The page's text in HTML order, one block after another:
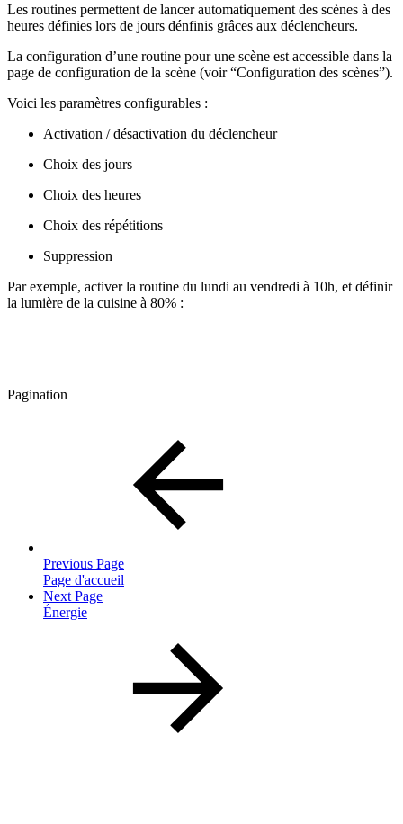
Les routines permettent de lancer automatiquement des scènes à des
heures définies lors de jours dénfinis grâces aux déclencheurs.
La configuration d’une routine pour une scène est accessible dans la
page de configuration de la scène (voir “Configuration des scènes”).
Voici les paramètres configurables :
Activation / désactivation du déclencheur
Choix des jours
Choix des heures
Choix des répétitions
Suppression
Par exemple, activer la routine du lundi au vendredi à 10h, et définir
la lumière de la cuisine à 80% :
Pagination
Previous Page
Page d'accueil
Next Page
Énergie